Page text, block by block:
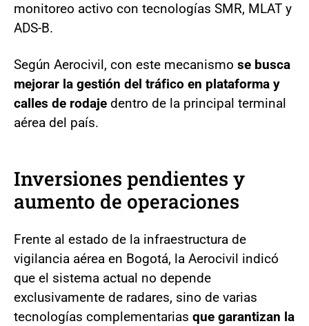
monitoreo activo con tecnologías SMR, MLAT y
ADS-B.
Según Aerocivil, con este mecanismo se busca
mejorar la gestión del tráfico en plataforma y
calles de rodaje dentro de la principal terminal
aérea del país.
Inversiones pendientes y
aumento de operaciones
Frente al estado de la infraestructura de
vigilancia aérea en Bogotá, la Aerocivil indicó
que el sistema actual no depende
exclusivamente de radares, sino de varias
tecnologías complementarias que garantizan la